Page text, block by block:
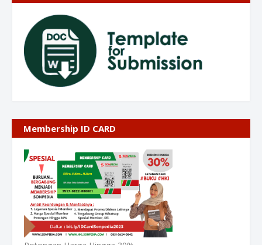
Membership ID CARD